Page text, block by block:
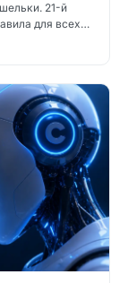
21-й
для всех…